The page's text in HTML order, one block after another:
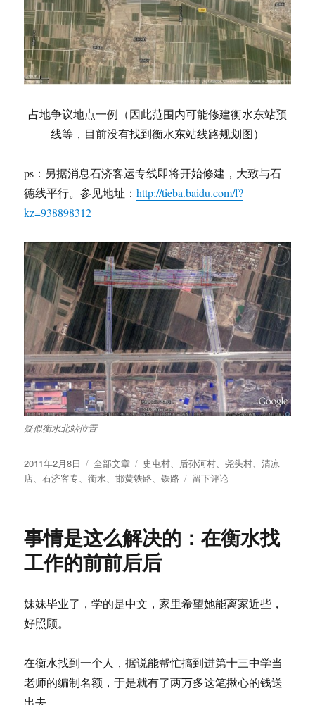
占地争议地点一例（因此范围内可能修建衡水东站预
线等，目前没有找到衡水东站线路规划图）
ps：另据消息石济客运专线即将开始修建，大致与石
德线平行。参见地址：http://tieba.baidu.com/f?
kz=938898312
疑似衡水北站位置
发
布
2011年2月8日
分
类
全部文章
标
签
史屯村、 后孙河村、尧头村、清凉
店、石济客专、衡水、邯黄铁路、铁路
于
农
铁
路
段
施
工
留下评论
事情是这么解决的：在衡水找
工作的前前后后
妹妹毕业了，学的是中文，家里希望她能离家近些，
好照顾。
在衡水找到一个人，据说能帮忙搞到进第十三中学当
老师的编制名额，于是就有了两万多这笔揪心的钱送